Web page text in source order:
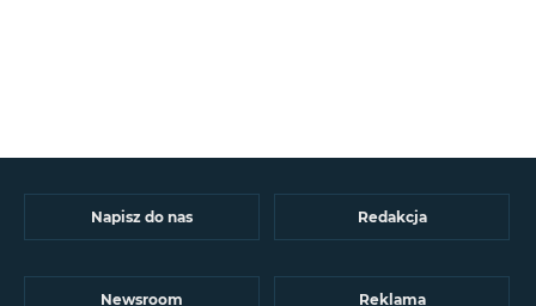
Napisz do nas Redakcja
Newsroom Reklama